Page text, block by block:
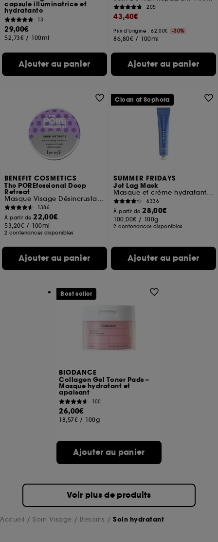
capsule illuminatrice et
hydratante
13
29,00€
52,73€ / 100ml
Ajouter au panier
205
43,40€
Prix d'origine : 62,00€ -30%
86,80€ / 100ml
Ajouter au panier
BENEFIT COSMETICS
The POREfessional Deep
Retreat
Masque Visage Désincrustant à l'Argile
1386
À partir de22,00€
53,20€ / 100ml
2 contenances disponibles
Ajouter au panier
SUMMER FRIDAYS
Jet Lag Mask
Masque et crème hydratant visage
6336
À partir de28,00€
100,00€ / 100g
2 contenances disponibles
Ajouter au panier
Clean at Sephora
BIODANCE
Collagen Gel Toner Pads –
Masque hydratant et
apaisant
100
26,00€
18,57€ / 100g
Ajouter au panier
Best seller
Voir plus de produits
Accueil Soin Visage Besoins Soin hydratant